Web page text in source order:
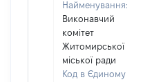
Найменування:
Виконавчий
комітет
Житомирської
міської ради
Код в Єдиному